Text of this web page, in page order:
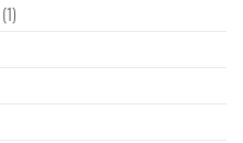
(1)